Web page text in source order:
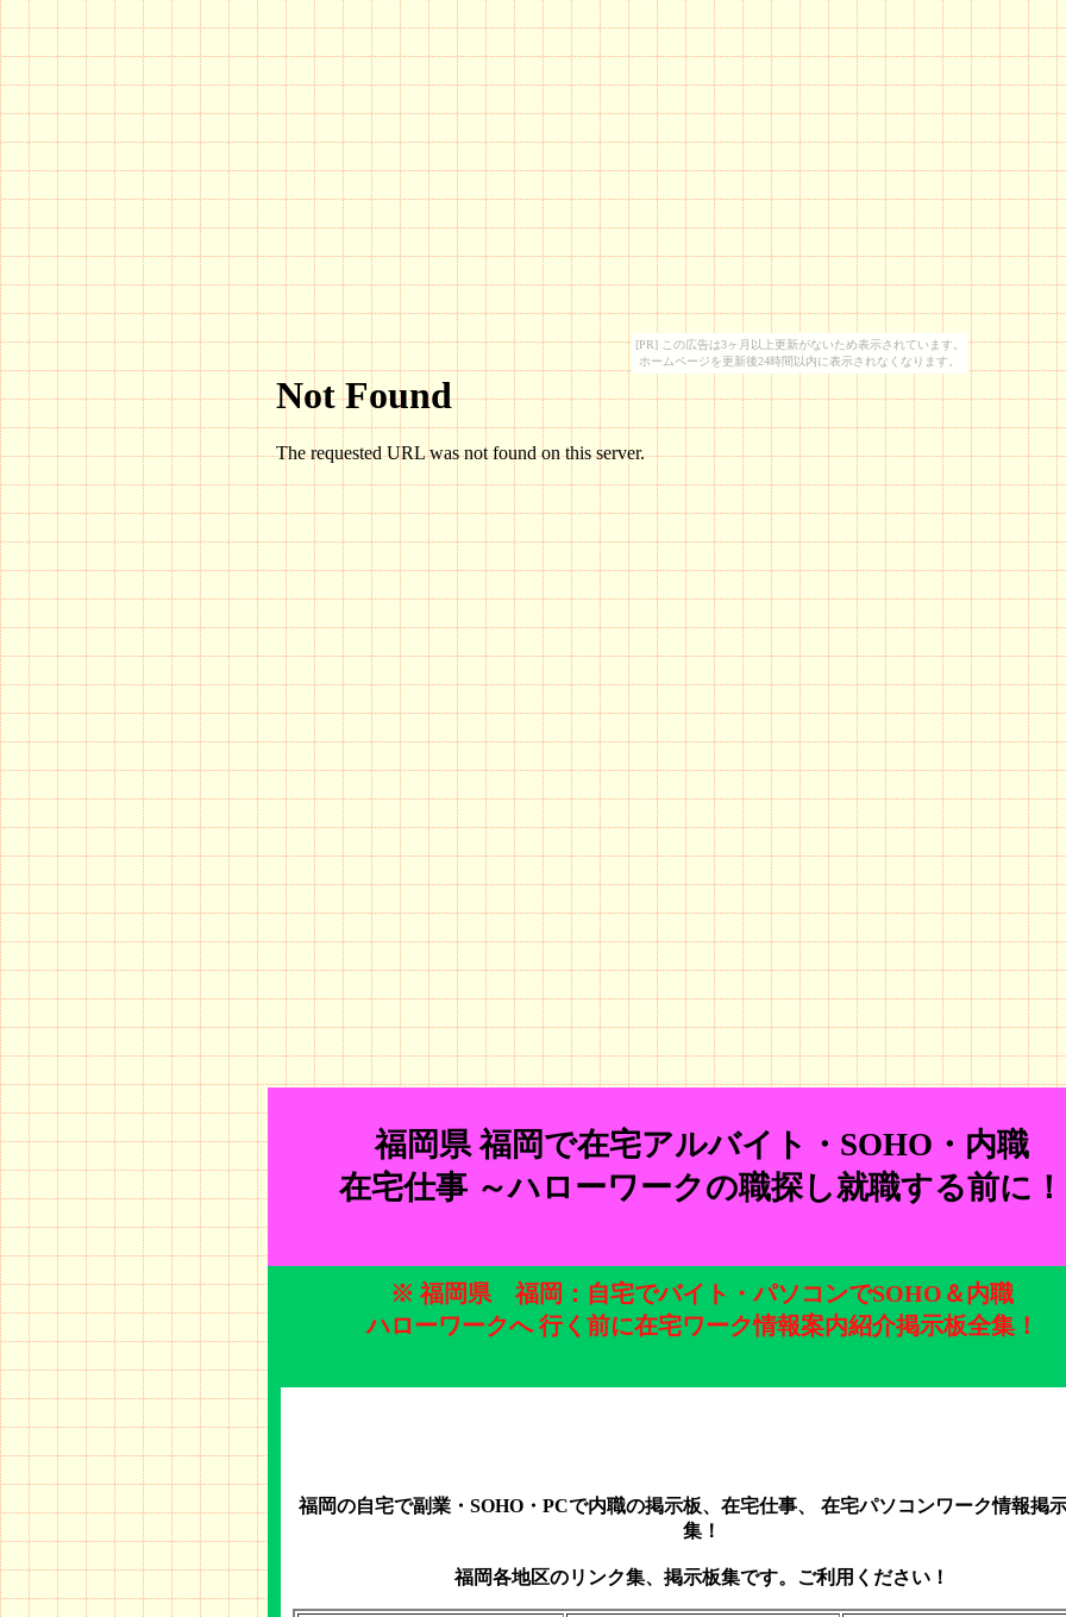
[PR] この広告は3ヶ月以上更新がないため表示されています。
ホームページを更新後24時間以内に表示されなくなります。
福岡県 福岡で在宅アルバイト・SOHO・内職
在宅仕事 ～ハローワークの職探し就職する前に！
※ 福岡県 福岡：自宅でバイト・パソコンでSOHO＆内職
ハローワークへ 行く前に在宅ワーク情報案内紹介掲示板全集！
福岡の自宅で副業・SOHO・PCで内職の掲示板、在宅仕事、 在宅パソコンワーク情報掲
集！
福岡各地区のリンク集、掲示板集です。ご利用ください！